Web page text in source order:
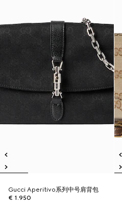
Gucci Aperitivo系列中号肩背包
€ 1.950